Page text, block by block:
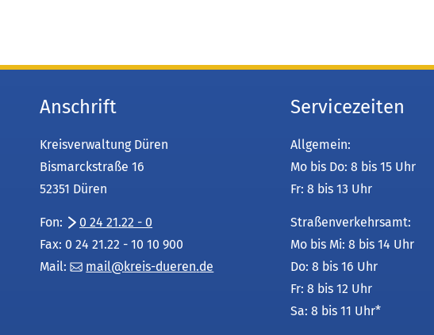
Anschrift
Kreisverwaltung Düren
Bismarckstraße 16
52351 Düren
Fon:
0 24 21.22 - 0
Fax: 0 24 21.22 - 10 10 900
Mail:
mail kreis-dueren de
Servicezeiten
Allgemein:
Mo bis Do: 8 bis 15 Uhr
Fr: 8 bis 13 Uhr
Straßenverkehrsamt:
Mo bis Mi: 8 bis 14 Uhr
Do: 8 bis 16 Uhr
Fr: 8 bis 12 Uhr
Sa: 8 bis 11 Uhr*